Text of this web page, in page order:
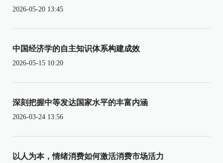
2026-05-20 13:45
中国经济学的自主知识体系构建成效
2026-05-15 10:20
深刻把握中等发达国家水平的丰富内涵
2026-03-24 13:56
以人为本，情绪消费如何激活消费市场活力